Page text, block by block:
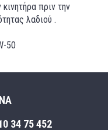
πριν την
λαδιού .
50
34 75 452